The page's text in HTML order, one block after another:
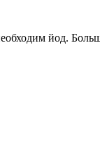
йод.